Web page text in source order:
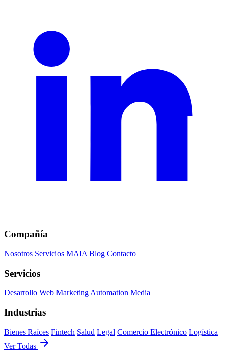
Compañía
Nosotros Servicios MAIA Blog Contacto
Servicios
Desarrollo Web MarketingAutomation Media
Industrias
Bienes Raíces Fintech Salud Legal Comercio Electrónico Logística
Ver Todas